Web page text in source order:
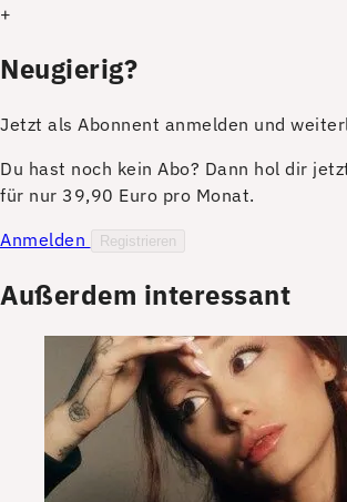
+
Neugierig?
Jetzt als Abonnent anmelden und
Du hast noch kein Abo? Dann hol dir
für nur 39,90 Euro pro Monat.
Anmelden
Registrieren
Außerdem interessant